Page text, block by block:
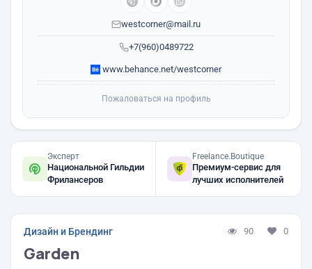
+7(960)0489722
westcorner@mail.ru
www.behance.net/westcorner
Пожаловаться на профиль
Эксперт
Национальной Гильдии
Фрилансеров
Freelance.Boutique
Премиум-сервис для
лучших исполнителей
Дизайн и Брендинг 90 0
Garden